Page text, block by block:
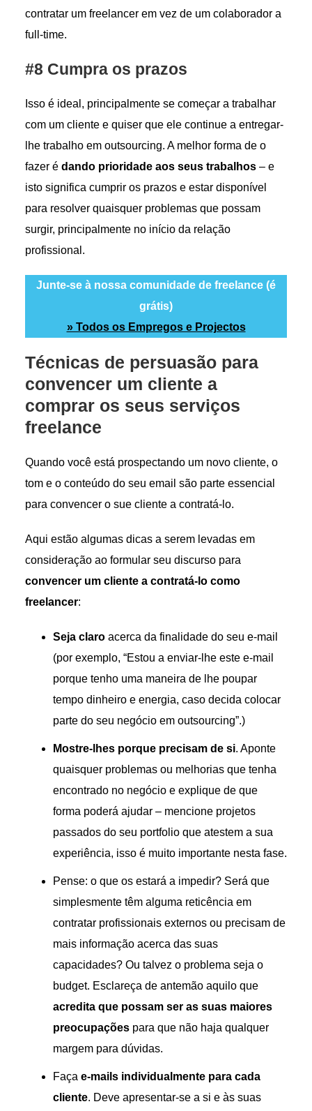
contratar um freelancer em vez de um colaborador a
full-time.
#8 Cumpra os prazos
Isso é ideal, principalmente se começar a trabalhar
com um cliente e quiser que ele continue a entregar-
lhe trabalho em outsourcing. A melhor forma de o
fazer é dando prioridade aos seus trabalhos– e
isto significa cumprir os prazos e estar disponível
para resolver quaisquer problemas que possam
surgir, principalmente no início da relação
profissional.
Junte-se à nossa comunidade de freelance (é
grátis)
» Todos os Empregos e Projectos
Técnicas de persuasão para
convencer um cliente a
comprar os seus serviços
freelance
Quando você está prospectando um novo cliente, o
tom e o conteúdo do seu email são parte essencial
para convencer o sue cliente a contratá-lo.
Aqui estão algumas dicas a serem levadas em
consideração ao formular seu discurso para
convencer um cliente a contratá-lo como
freelancer:
Seja claroacerca da finalidade do seu e-mail
(por exemplo, “Estou a enviar-lhe este e-mail
porque tenho uma maneira de lhe poupar
tempo dinheiro e energia, caso decida colocar
parte do seu negócio em outsourcing”.)
Mostre-lhes porque precisam de si. Aponte
quaisquer problemas ou melhorias que tenha
encontrado no negócio e explique de que
forma poderá ajudar – mencione projetos
passados do seu portfolio que atestem a sua
experiência, isso é muito importante nesta fase.
Pense: o que os estará a impedir? Será que
simplesmente têm alguma reticência em
contratar profissionais externos ou precisam de
mais informação acerca das suas
capacidades? Ou talvez o problema seja o
budget. Esclareça de antemão aquilo que
acredita que possam ser as suas maiores
preocupaçõespara que não haja qualquer
margem para dúvidas.
Faça e-mails individualmente para cada
cliente. Deve apresentar-se a si e às suas